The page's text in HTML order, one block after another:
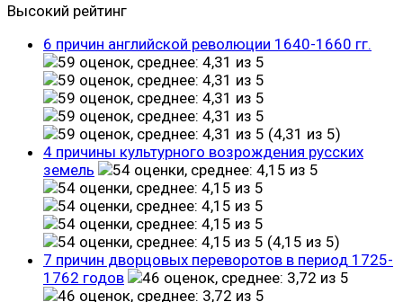
Высокий рейтинг
6 причин английской революции 1640-1660 гг.
(4,31 из 5)
4 причины культурного возрождения русских
земель
(4,15 из 5)
7 причин дворцовых переворотов в период 1725-
1762 годов